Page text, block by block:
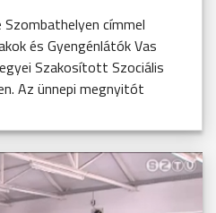
címmel
és Gyengénlátók Vas
Szakosított Szociális
Az ünnepi megnyitót